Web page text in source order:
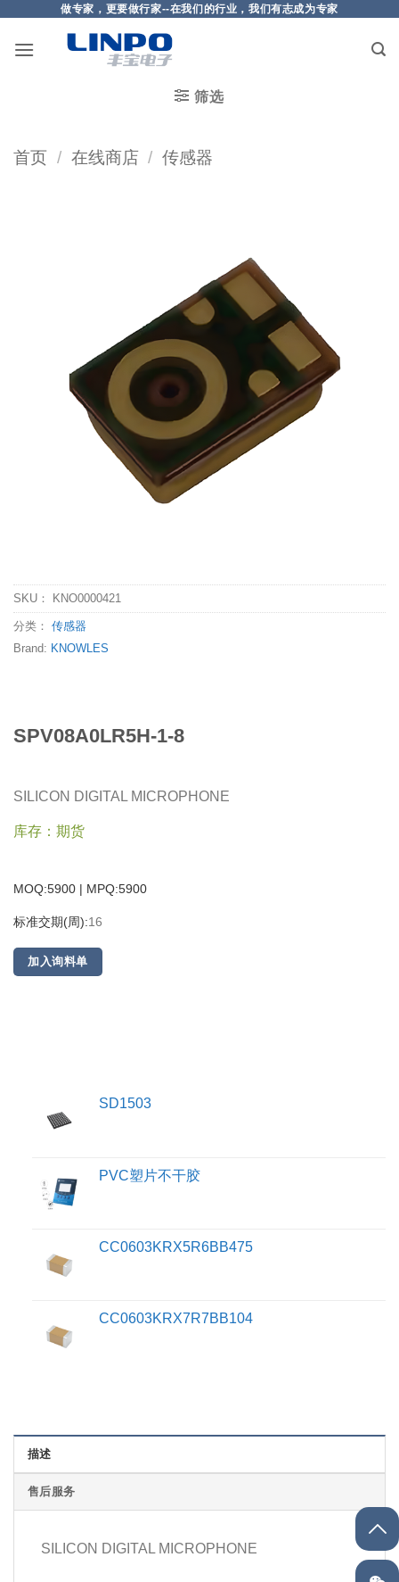
做专家，更要做行家--在我们的行业，我们有志成为专家
筛选
首页 / 在线商店 / 传感器
SKU： KNO0000421
分类： 传感器
Brand: KNOWLES
SPV08A0LR5H-1-8
SILICON DIGITAL MICROPHONE
库存：期货
MOQ:5900 | MPQ:5900
标准交期(周):16
加入询料单
SD1503
PVC塑片不干胶
CC0603KRX5R6BB475
CC0603KRX7R7BB104
描述
售后服务
SILICON DIGITAL MICROPHONE